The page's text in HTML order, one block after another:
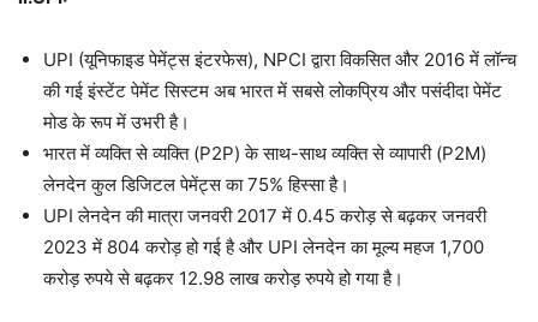
UPI (यूनिफाइड पेमेंट्स इंटरफेस), NPCI द्वारा विकसित और 2016 में लॉन्च
की गई इंस्टेंट पेमेंट सिस्टम अब भारत में सबसे लोकप्रिय और पसंदीदा पेमेंट
मोड के रूप में उभरी है।
भारत में व्यक्ति से व्यक्ति (P2P) के साथ-साथ व्यक्ति से व्यापारी (P2M)
लेनदेन कुल डिजिटल पेमेंट्स का 75% हिस्सा है।
UPI लेनदेन की मात्रा जनवरी 2017 में 0.45 करोड़ से बढ़कर जनवरी
2023 में 804 करोड़ हो गई है और UPI लेनदेन का मूल्य महज 1,700
करोड़ रुपये से बढ़कर 12.98 लाख करोड़ रुपये हो गया है।